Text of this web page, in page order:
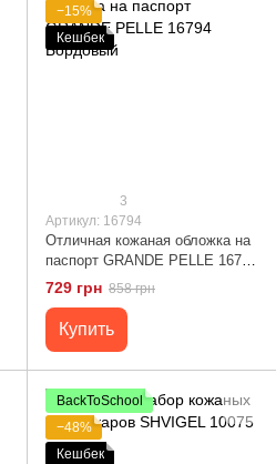
−15%
Кешбек
3
Артикул: 16794
Отличная кожаная обложка на
паспорт GRANDE PELLE 16794
Бордовый
729 грн 858 грн
Купить
BackToSchool
−48%
Кешбек